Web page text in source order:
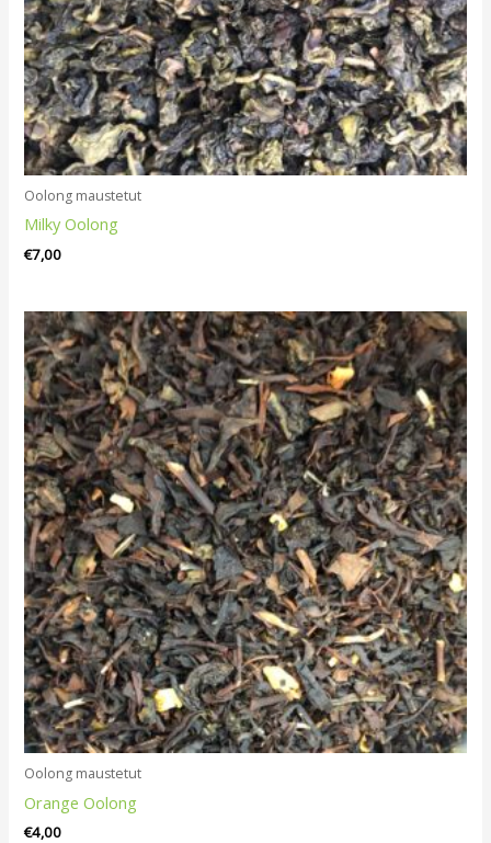
Oolong maustetut
Milky Oolong
€7,00
Oolong maustetut
Orange Oolong
€4,00